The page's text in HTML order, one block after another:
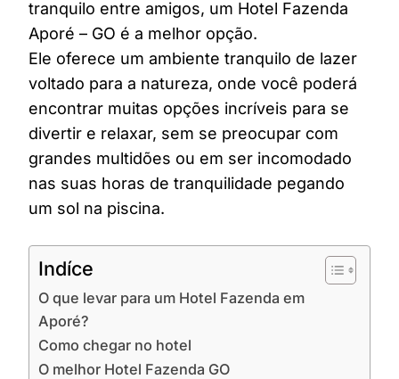
tranquilo entre amigos, um Hotel Fazenda
Aporé – GO é a melhor opção.
Ele oferece um ambiente tranquilo de lazer
voltado para a natureza, onde você poderá
encontrar muitas opções incríveis para se
divertir e relaxar, sem se preocupar com
grandes multidões ou em ser incomodado
nas suas horas de tranquilidade pegando
um sol na piscina.
Indíce
O que levar para um Hotel Fazenda em
Aporé?
Como chegar no hotel
O melhor Hotel Fazenda GO